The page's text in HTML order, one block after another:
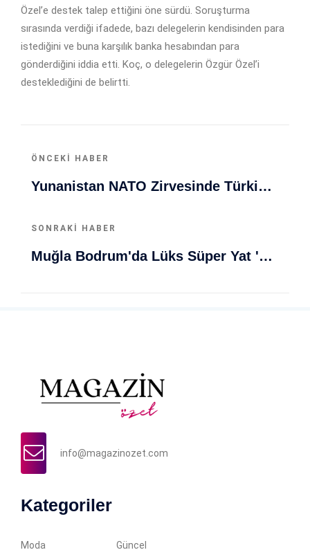
Özel’e destek talep ettiğini öne sürdü. Soruşturma
sırasında verdiği ifadede, bazı delegelerin kendisinden para
istediğini ve buna karşılık banka hesabından para
gönderdiğini iddia etti. Koç, o delegelerin Özgür Özel’i
desteklediğini de belirtti.
ÖNCEKI HABER
Yunanistan NATO Zirvesinde Türkiye'yi Hedef Alıyor: Diplomatları Kızdıran Planlar
SONRAKI HABER
Muğla Bodrum'da Lüks Süper Yat 'Golden Odyssey' Demirledi
info@magazinozet.com
Kategoriler
Moda Güncel